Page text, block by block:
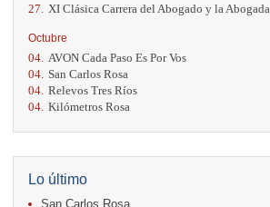
27.
XI Clásica Carrera del Abogado y la Abogada
Octubre
04. AVON Cada Paso Es Por Vos
04. San Carlos Rosa
04. Relevos Tres Ríos
04. Kilómetros Rosa
18. Casa Turire Trail Run
18.
Warriors Run Circuit
18. Samsung Jacó Beach Half Marathon 2026
Lo último
San Carlos Rosa